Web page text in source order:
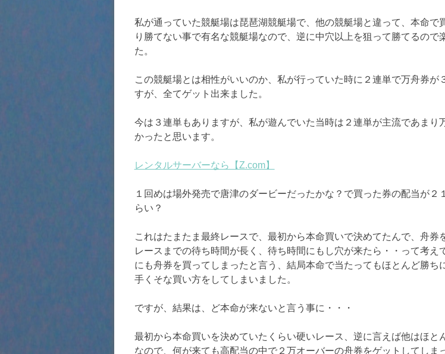
私が通っていた競艇場は琵琶湖競艇場で、他の競艇場と違って、本命で
り勝てない事で有名な競艇場なので、逆に中穴以上を狙って勝てるので
た。
この競艇場とは相性がいいのか、私が行っていた時に２連単で万舟券が
すが、全てゲット出来ました。
今は３連単もありますが、私が遊んでいた当時は２連単が主流であまり
かったと思います。
レンタルサーバーなら【Z.com】
１回めは場外発売で唐津のダービーだったかな？で買った券の配当が２
らい？
これはたまたま最終レースで、最初から本命買いで決めてたんで、舟券
レースまでの待ち時間が長く、待ち時間にもし穴が来たら・・って考え
にも舟券を買ってしまったと言う、結局本命で当たってもほとんど勝ち
手くそな買い方をしてしまいました。
ですが、結果は、ど本命が来ないと言う事に・・・
最初から本命買いを決めていたくらい硬いレース、逆に言えば他はほと
なので、何が来ても高配当の中で２万オーバーの舟券をゲットしてしま